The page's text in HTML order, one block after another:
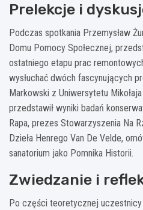
Prelekcje i
Podczas spotkania Przemysław
Domu Pomocy Społecznej,
ostatniego etapu prac
wysłuchać dwóch fascynujących
Markowski z Uniwersytetu
przedstawił wyniki badań
Rapa, prezes Stowarzyszenia Na
Dzieła Henrego Van De Velde,
sanatorium jako Pomnika Historii.
Zwiedzanie i
Po części teoretycznej